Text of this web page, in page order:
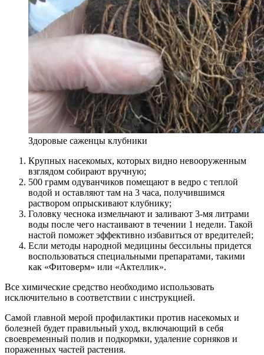
Здоровые саженцы клубники
Крупных насекомых, которых видно невооруженным
взглядом собирают вручную;
500 грамм одуванчиков помещают в ведро с теплой
водой и оставляют там на 3 часа, получившимся
раствором опрыскивают клубнику;
Головку чеснока измельчают и заливают 3-мя литрами
воды после чего настаивают в течении 1 недели. Такой
настой поможет эффективно избавиться от вредителей;
Если методы народной медицины бессильны придется
воспользоваться специальными препаратами, такими
как «Фитоверм» или «Актеллик».
Все химические средство необходимо использовать
исключительно в соответствии с инструкцией.
Самой главной мерой профилактики против насекомых и
болезней будет правильный уход, включающий в себя
своевременный полив и подкормки, удаление сорняков и
пораженных частей растения.